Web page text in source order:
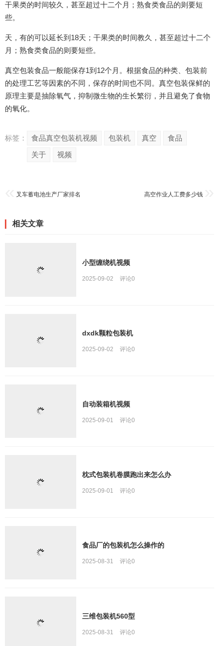
干果类的时间较久，甚至超过十二个月；熟食类食品的则要短
些。
天，有的可以延长到18天；干果类的时间教久，甚至超过十二个
月；熟食类食品的则要短些。
真空包装食品一般能保存1到12个月。根据食品的种类、包装前
的处理工艺等因素的不同，保存的时间也不同。真空包装保鲜的
原理主要是抽除氧气，抑制微生物的生长繁衍，并且避免了食物
的氧化。
标签： 食品真空包装机视频 包装机 真空
食品
关于
视频
叉车蓄电池生产厂家排名 高空作业人工费多少钱
相关文章
小型缠绕机视频
2025-09-02 评论0
dxdk颗粒包装机
2025-09-02 评论0
自动装箱机视频
2025-09-01 评论0
枕式包装机卷膜跑出来怎么办
2025-09-01 评论0
食品厂的包装机怎么操作的
2025-08-31 评论0
三维包装机560型
2025-08-31 评论0